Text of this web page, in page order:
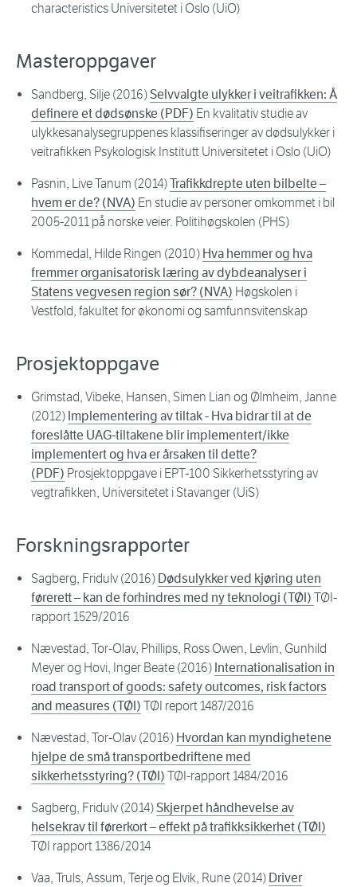
characteristics Universitetet i Oslo (UiO)
Masteroppgaver
Sandberg, Silje (2016)Selvvalgte ulykker i veitrafikken: Å
definere et dødsønske (PDF) En kvalitativ studie av
ulykkesanalysegruppenes klassifiseringer av dødsulykker i
veitrafikken Psykologisk Institutt Universitetet i Oslo (UiO)
Pasnin, Live Tanum (2014)Trafikkdrepte uten bilbelte –
hvem er de? (NVA) En studie av personer omkommet i bil
2005-2011 på norske veier. Politihøgskolen (PHS)
Kommedal, Hilde Ringen (2010) Hva hemmer og hva
fremmer organisatorisk læring av dybdeanalyser i
Statens vegvesen region sør? (NVA) Høgskolen i
Vestfold, fakultet for økonomi og samfunnsvitenskap
Prosjektoppgave
Grimstad, Vibeke, Hansen, Simen Lian og Ølmheim, Janne
(2012) Implementering av tiltak - Hva bidrar til at de
foreslåtte UAG-tiltakene blir implementert/ikke
implementert og hva er årsaken til dette?
(PDF) Prosjektoppgave i EPT-100 Sikkerhetsstyring av
vegtrafikken, Universitetet i Stavanger (UiS)
Forskningsrapporter
Sagberg, Fridulv (2016) Dødsulykker ved kjøring uten
førerett – kan de forhindres med ny teknologi (TØI) TØI-
rapport 1529/2016
Nævestad, Tor-Olav, Phillips, Ross Owen, Levlin, Gunhild
Meyer og Hovi, Inger Beate (2016) Internationalisation in
road transport of goods: safety outcomes, risk factors
and measures (TØI) TØI report 1487/2016
Nævestad, Tor-Olav (2016) Hvordan kan myndighetene
hjelpe de små transportbedriftene med
sikkerhetsstyring? (TØI) TØI-rapport 1484/2016
Sagberg, Fridulv (2014)Skjerpet håndhevelse av
helsekrav til førerkort – effekt på trafikksikkerhet (TØI)
TØI rapport 1386/2014
Vaa, Truls, Assum, Terje og Elvik, Rune (2014) Driver